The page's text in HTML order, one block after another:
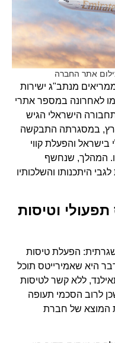
מנתב"ג ישירות
לאחרונה במספר אתרי
הישראלי הגיש
במסגרתה התבקשה
והפעלת קווי
המהלך, שנחשף
היתכנותו והשלכותיו
וטיסות
הפעלת טיסות
היא שאמירייטס תוכל
ללא קשר לטיסות
לרוב הסכמי תעופה
המוצא של חברת